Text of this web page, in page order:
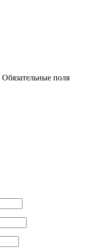
Обязательные поля